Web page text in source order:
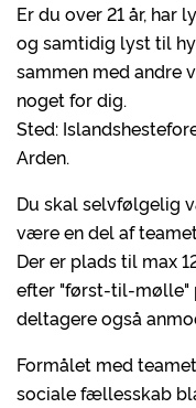
Er du over 21 år,
og samtidig lyst til
sammen med andre
noget for dig.
Sted:
Arden.
Du skal selvfølgelig
være en del af
Der er plads til max
efter "først-til-mølle"
deltagere også
Formålet med
sociale fællesskab